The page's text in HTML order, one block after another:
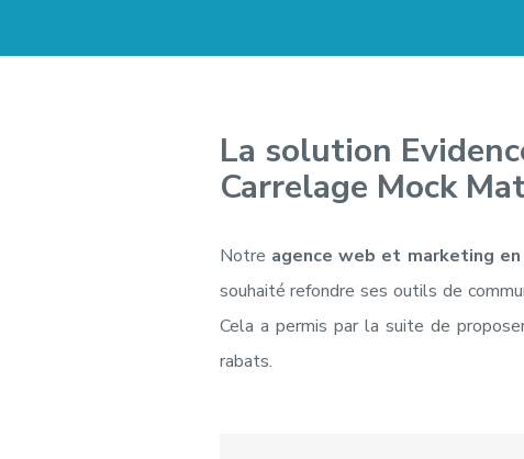
La solution
Carrelage Mock
Notre agence web et marketing
souhaité refondre ses outils de
Cela a permis par la suite de
rabats.